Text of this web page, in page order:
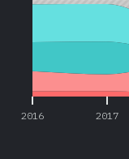
2016 2017